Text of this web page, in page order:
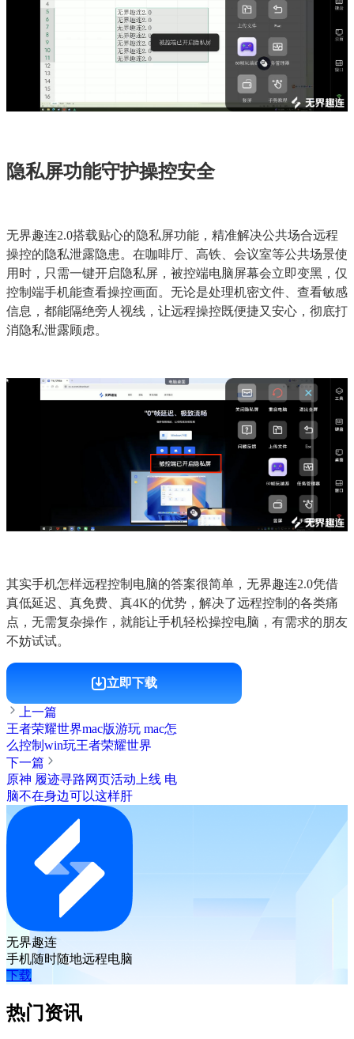
隐私屏功能守护操控安全
无界趣连2.0搭载贴心的隐私屏功能，精准解决公共场合远程
操控的隐私泄露隐患。在咖啡厅、高铁、会议室等公共场景使
用时，只需一键开启隐私屏，被控端电脑屏幕会立即变黑，仅
控制端手机能查看操控画面。无论是处理机密文件、查看敏感
信息，都能隔绝旁人视线，让远程操控既便捷又安心，彻底打
消隐私泄露顾虑。
其实手机怎样远程控制电脑的答案很简单，无界趣连2.0凭借
真低延迟、真免费、真4K的优势，解决了远程控制的各类痛
点，无需复杂操作，就能让手机轻松操控电脑，有需求的朋友
不妨试试。
立即下载
上一篇
王者荣耀世界mac版游玩 mac怎
么控制win玩王者荣耀世界
下一篇
原神 履迹寻路网页活动上线 电
脑不在身边可以这样肝
无界趣连
手机随时随地远程电脑
下载
热门资讯